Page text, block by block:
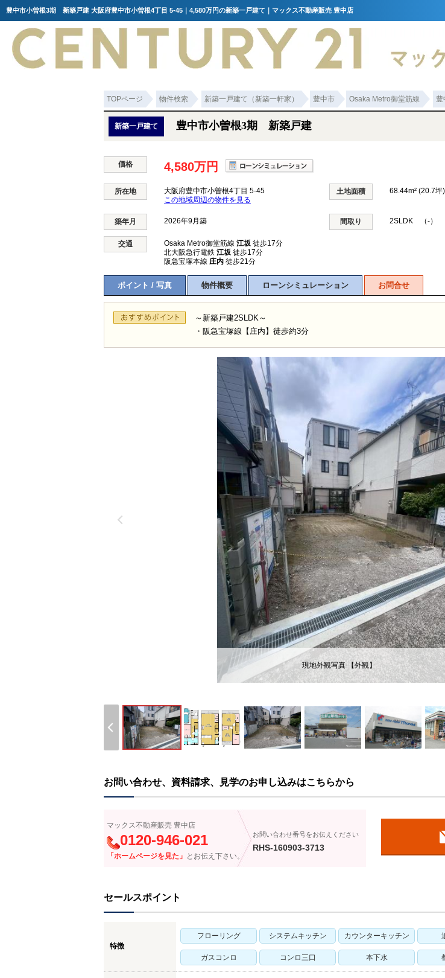
豊中市小曽根3期 新築戸建 大阪府豊中市小曽根4丁目 5-45｜4,580万円の新築一戸建て｜マックス不動産販売 豊中店
TOPページ 物件検索 新築一戸建て（新築一軒家） 豊中市 Osaka Metro御堂筋線
新築一戸建て 豊中市小曽根3期 新築戸建
価格 4,580万円
所在地
大阪府豊中市小曽根4丁目 5-45
この地域周辺の物件を見る
土地面積 68.44m² (20.7坪)
築年月 2026年9月築 間取り 2SLDK （-）
交通 Osaka Metro御堂筋線 江坂 徒歩17分
北大阪急行電鉄 江坂 徒歩17分
阪急宝塚本線 庄内 徒歩21分
ポイント / 写真 物件概要 ローンシミュレーション お問合せ
～新築戸建2SLDK～
・阪急宝塚線【庄内】徒歩約3分
現地外観写真 【外観】
お問い合わせ、資料請求、見学のお申し込みはこちらから
マックス不動産販売 豊中店
0120-946-021
「ホームページを見た」 とお伝え下さい。
お問い合わせ番号をお伝えください
RHS-160903-3713
セールスポイント
特徴
フローリング システムキッチン カウンターキッチン
ガスコンロ コンロ三口 本下水